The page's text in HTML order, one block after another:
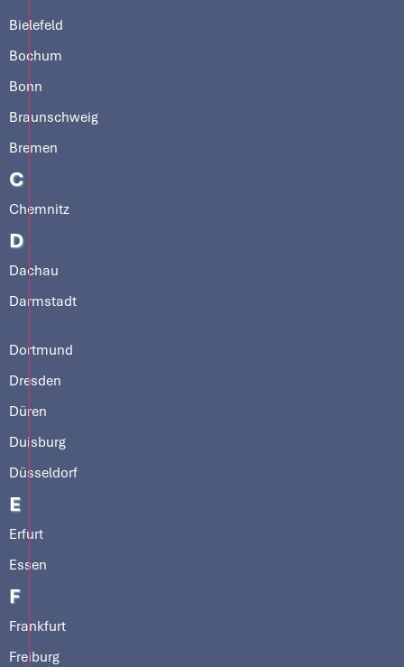
Bielefeld
Bochum
Bonn
Braunschweig
Bremen
C
Chemnitz
D
Dachau
Darmstadt
Dortmund
Dresden
Düren
Duisburg
Düsseldorf
E
Erfurt
Essen
F
Frankfurt
Freiburg